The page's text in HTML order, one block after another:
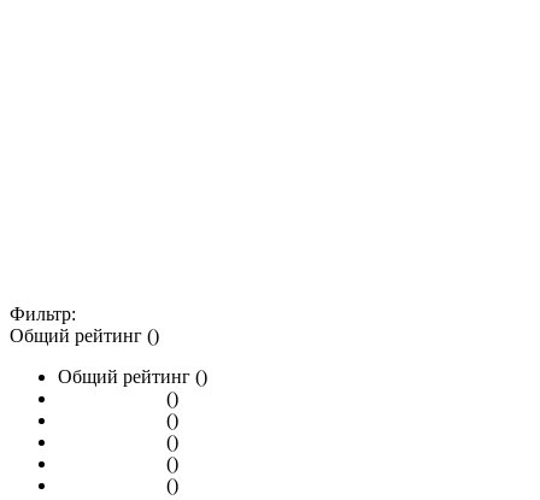
Фильтр:
Общий рейтинг ()
Общий рейтинг ()
()
()
()
()
()